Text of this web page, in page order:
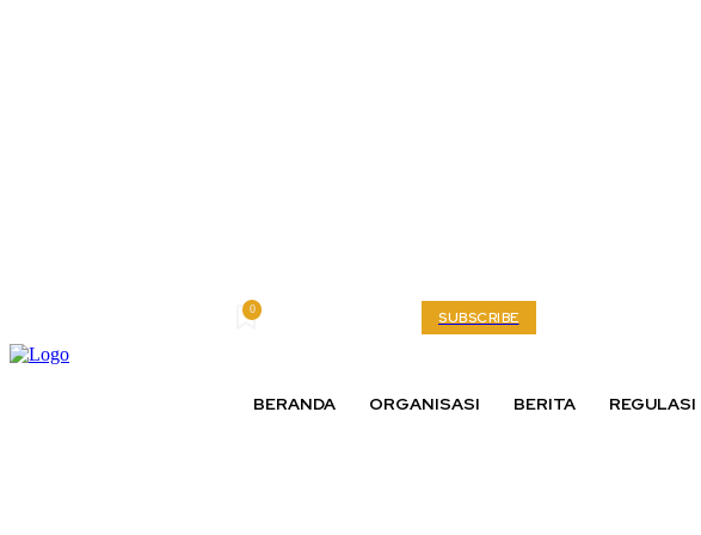
0 SUBSCRIBE
BERANDA ORGANISASI BERITA REGULASI